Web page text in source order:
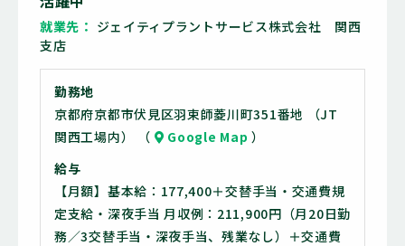
就業先
ジェイティプラントサービス株式会社 関西
支店
勤務地
京都府京都市伏見区羽束師菱川町351番地 （JT
関西工場内） （
Google Map ）
給与
【月額】基本給：177,400＋交替手当・交通費規
定支給・深夜手当 月収例：211,900円（月20日勤
務／3交替手当・深夜手当、残業なし）＋交通費